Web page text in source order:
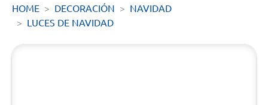
HOME DECORACIÓN
NAVIDAD
LUCES DE NAVIDAD